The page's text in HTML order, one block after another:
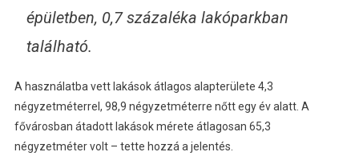
épületben, 0,7 százaléka lakóparkban
található.
A használatba vett lakások átlagos alapterülete 4,3
négyzetméterrel, 98,9 négyzetméterre nőtt egy év alatt. A
fővárosban átadott lakások mérete átlagosan 65,3
négyzetméter volt – tette hozzá a jelentés.